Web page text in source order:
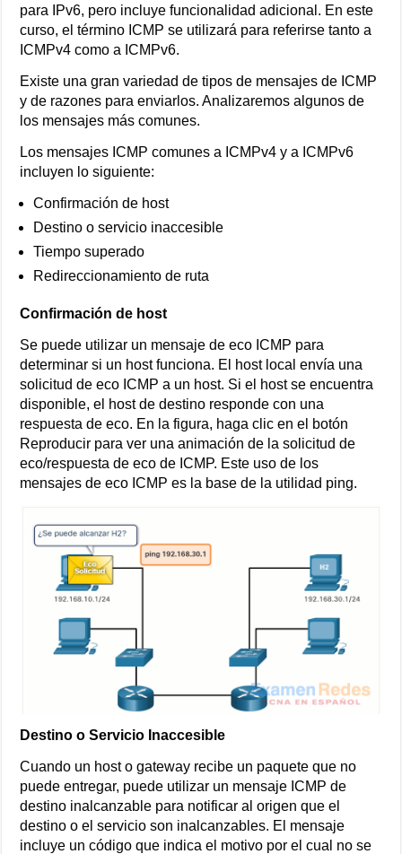
para IPv6, pero incluye funcionalidad adicional. En este
curso, el término ICMP se utilizará para referirse tanto a
ICMPv4 como a ICMPv6.
Existe una gran variedad de tipos de mensajes de ICMP
y de razones para enviarlos. Analizaremos algunos de
los mensajes más comunes.
Los mensajes ICMP comunes a ICMPv4 y a ICMPv6
incluyen lo siguiente:
Confirmación de host
Destino o servicio inaccesible
Tiempo superado
Redireccionamiento de ruta
Confirmación de host
Se puede utilizar un mensaje de eco ICMP para
determinar si un host funciona. El host local envía una
solicitud de eco ICMP a un host. Si el host se encuentra
disponible, el host de destino responde con una
respuesta de eco. En la figura, haga clic en el botón
Reproducir para ver una animación de la solicitud de
eco/respuesta de eco de ICMP. Este uso de los
mensajes de eco ICMP es la base de la utilidad ping.
Destino o Servicio Inaccesible
Cuando un host o gateway recibe un paquete que no
puede entregar, puede utilizar un mensaje ICMP de
destino inalcanzable para notificar al origen que el
destino o el servicio son inalcanzables. El mensaje
incluye un código que indica el motivo por el cual no se